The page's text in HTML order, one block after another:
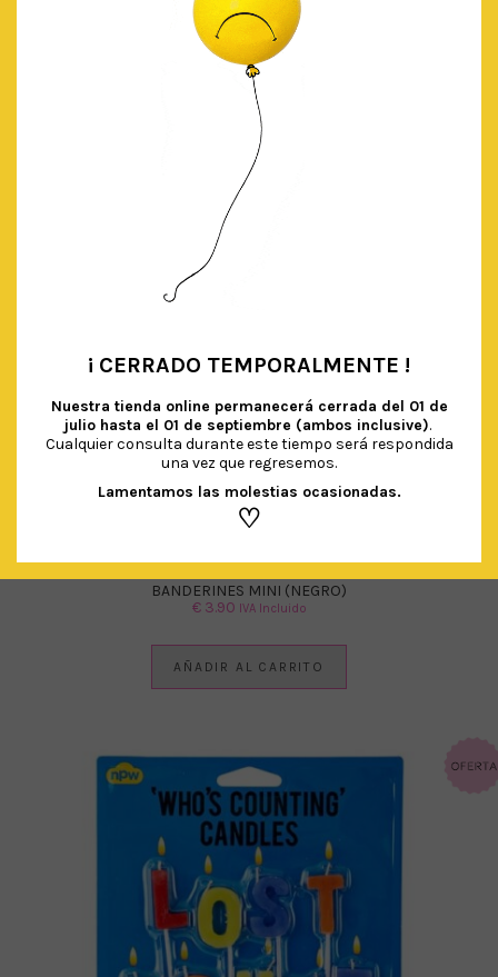
AÑADIR AL CARRITO
BANDERINES MINI (NEGRO)
€3.90 IVA Incluido
AÑADIR AL CARRITO
¡ CERRADO TEMPORALMENTE !
Nuestra tienda online permanecerá cerrada del 01 de
julio hasta el 01 de septiembre (ambos inclusive).
Cualquier consulta durante este tiempo será respondida
una vez que regresemos.
Lamentamos las molestias ocasionadas.
♡